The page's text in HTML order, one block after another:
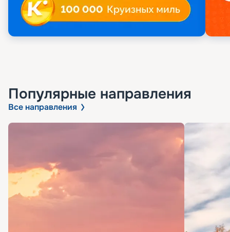
Популярные направления
Все направления